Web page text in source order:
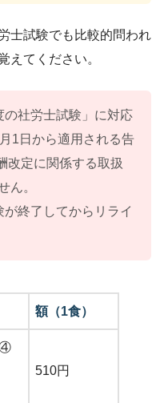
試験でも比較的問われ
えてください。
の社労士試験」に対応
1日から適用される告
改定に関係する取扱
ん。
終了してからリライ
額（1食）
④
510円